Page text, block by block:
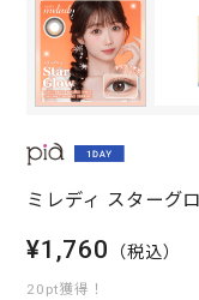
ミレディ スターグ
¥1,760 （税込）
20pt獲得！